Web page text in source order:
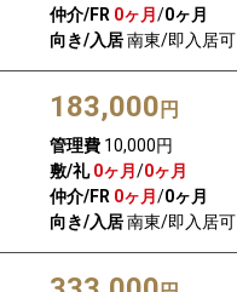
仲介/FR 0ヶ月 /0ヶ月
向き/入居南東/即入居可
183,000 円
管理費10,000円
敷/礼 0ヶ月 /0ヶ月
仲介/FR 0ヶ月 /0ヶ月
向き/入居南東/即入居可